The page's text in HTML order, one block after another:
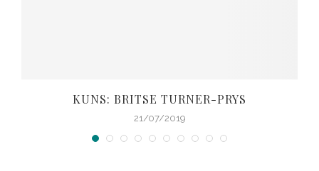
KUNS: BRITSE TURNER-PRYS
21/07/2019